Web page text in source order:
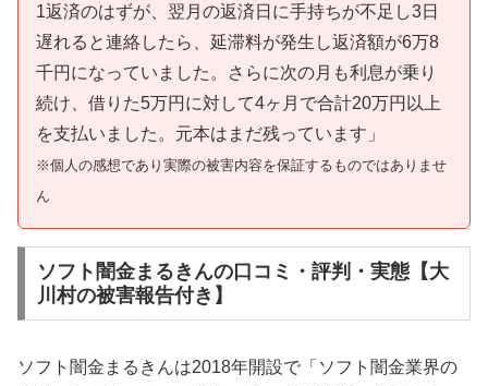
1返済のはずが、翌月の返済日に手持ちが不足し3日
遅れると連絡したら、延滞料が発生し返済額が6万8
千円になっていました。さらに次の月も利息が乗り
続け、借りた5万円に対して4ヶ月で合計20万円以上
を支払いました。元本はまだ残っています」
※個人の感想であり実際の被害内容を保証するものではありませ
ん
ソフト闇金まるきんの口コミ・評判・実態【大
川村の被害報告付き】
ソフト闇金まるきんは2018年開設で「ソフト闇金業界の